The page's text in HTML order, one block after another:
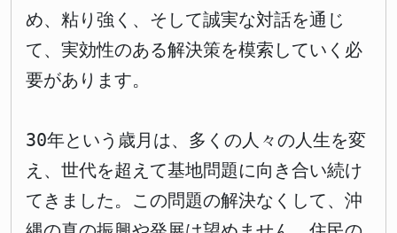
め、粘り強く、そして誠実な対話を通じ
て、実効性のある解決策を模索していく必
要があります。
30年という歳月は、多くの人々の人生を変
え、世代を超えて基地問題に向き合い続け
てきました。この問題の解決なくして、沖